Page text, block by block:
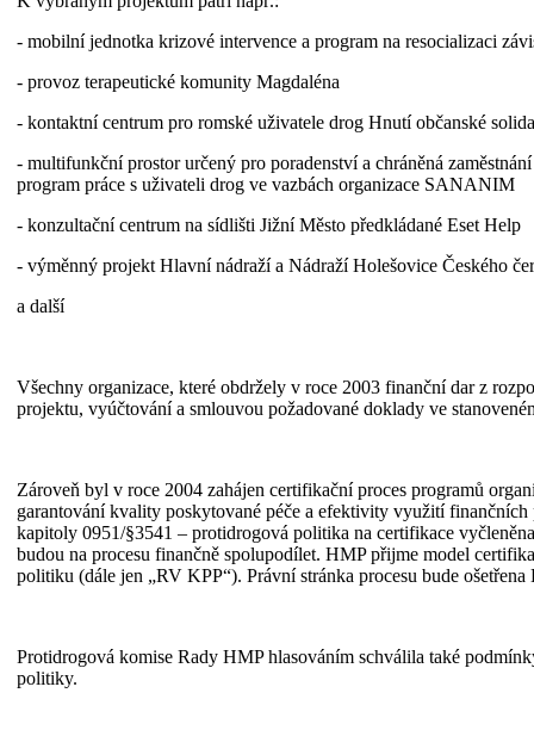
- mobilní jednotka krizové intervence a program na resocializaci
- provoz terapeutické komunity Magdaléna
- kontaktní centrum pro romské uživatele drog Hnutí občanské
- multifunkční prostor určený pro poradenství a chráněná
program práce s uživateli drog ve vazbách organizace SANANIM
- konzultační centrum na sídlišti Jižní Město předkládané Eset Help
- výměnný projekt Hlavní nádraží a Nádraží Holešovice Českého
a další
Všechny organizace, které obdržely v roce 2003 finanční dar z
projektu, vyúčtování a smlouvou požadované doklady ve
Zároveň byl v roce 2004 zahájen certifikační proces programů
garantování kvality poskytované péče a efektivity využití
kapitoly 0951/§3541 – protidrogová politika na certifikace
budou na procesu finančně spolupodílet. HMP přijme model
politiku (dále jen „RV KPP“). Právní stránka procesu bude
Protidrogová komise Rady HMP hlasováním schválila také
politiky.